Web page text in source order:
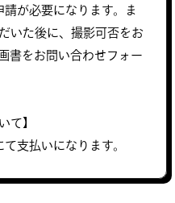
が必要になります。ま
いた後に、撮影可否をお
書をお問い合わせフォー
て】
支払いになります。